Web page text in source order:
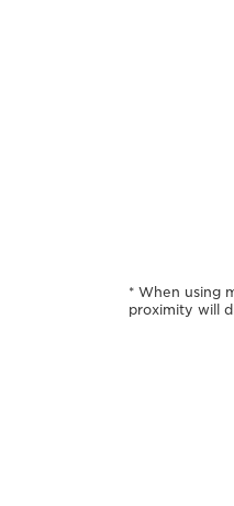
* When using
proximity will